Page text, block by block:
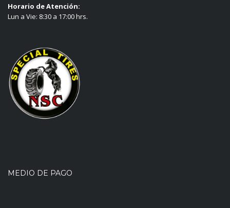
Horario de Atención:
Lun a Vie: 8:30 a 17:00 hrs.
MEDIO DE PAGO